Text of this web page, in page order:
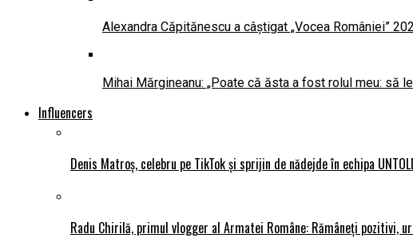
Alexandra Căpitănescu a câștigat „Vocea României”
Mihai Mărgineanu: „Poate că ăsta a fost rolul meu: să
Influencers
Denis Matroș, celebru pe TikTok și sprijin de nădejde în echipa
Radu Chirilă, primul vlogger al Armatei Române: Rămâneți